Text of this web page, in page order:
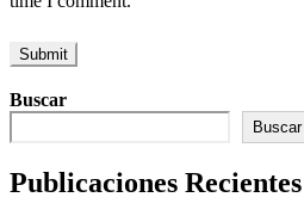
Buscar
Buscar
Publicaciones Recientes